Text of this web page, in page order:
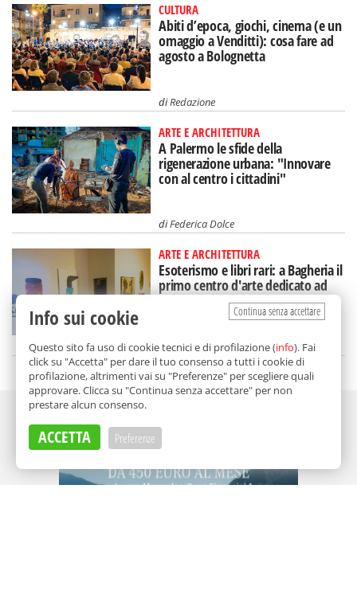
CULTURA
Abiti d’epoca, giochi, cinema (e un
omaggio a Venditti): cosa fare ad
agosto a Bolognetta
diRedazione
ARTE E ARCHITETTURA
A Palermo le sfide della
rigenerazione urbana: "Innovare
con al centro i cittadini"
diFederica Dolce
ARTE E ARCHITETTURA
Esoterismo e libri rari: a Bagheria il
primo centro d'arte dedicato ad
Aleister Crowley
diRedazione
Continua senza accettare
Info sui cookie
Questo sito fa uso di cookie tecnici e di profilazione (info). Fai
click su "Accetta" per dare il tuo consenso a tutti i cookie di
profilazione, altrimenti vai su "Preferenze" per scegliere quali
approvare. Clicca su "Continua senza accettare" per non
prestare alcun consenso.
ACCETTA Preferenze